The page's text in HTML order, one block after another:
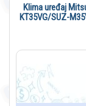
Klima uređaj
KT35VG/SUZ-